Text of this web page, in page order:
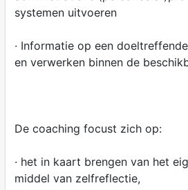
systemen uitvoeren
· Informatie op een
en verwerken binnen de
De coaching focust zich op:
· het in kaart brengen van het
middel van zelfreflectie,